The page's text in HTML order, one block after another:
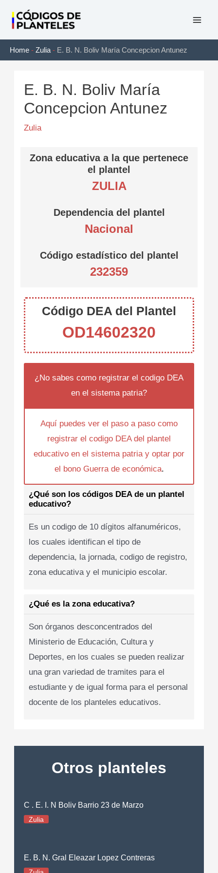
contenido
Home - Zulia - E. B. N. Boliv María Concepcion Antunez
E. B. N. Boliv María
Concepcion Antunez
Zulia
Zona educativa a la que pertenece
el plantel
ZULIA
Dependencia del plantel
Nacional
Código estadístico del plantel
232359
Código DEA del Plantel
OD14602320
¿No sabes como registrar el codigo DEA
en el sistema patria?
Aquí puedes ver el paso a paso como
registrar el codigo DEA del plantel
educativo en el sistema patria y optar por
el bono Guerra de económica.
¿Qué son los códigos DEA de un plantel
educativo?
Es un codigo de 10 dígitos alfanuméricos,
los cuales identifican el tipo de
dependencia, la jornada, codigo de registro,
zona educativa y el municipio escolar.
¿Qué es la zona educativa?
Son órganos desconcentrados del
Ministerio de Educación, Cultura y
Deportes, en los cuales se pueden realizar
una gran variedad de tramites para el
estudiante y de igual forma para el personal
docente de los planteles educativos.
Otros planteles
C . E. I. N Boliv Barrio 23 de Marzo
Zulia
E. B. N. Gral Eleazar Lopez Contreras